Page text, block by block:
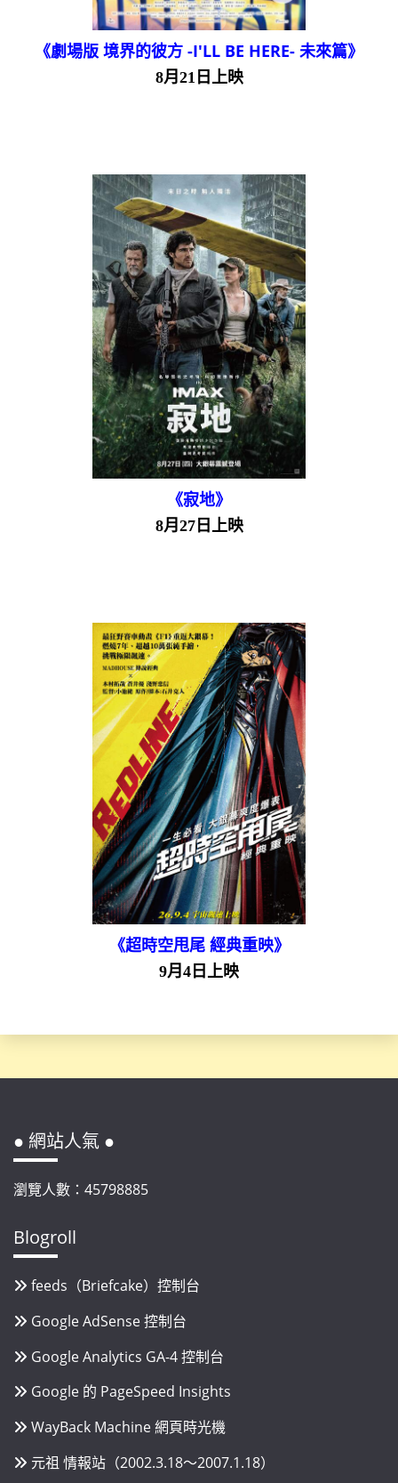
《劇場版 境界的彼方 -I'LL BE HERE- 未來篇》
8月21日上映
《寂地》
8月27日上映
《超時空甩尾 經典重映》
9月4日上映
● 網站人氣 ●
瀏覽人數：45798885
Blogroll
feeds（Briefcake）控制台
Google AdSense 控制台
Google Analytics GA-4 控制台
Google 的 PageSpeed Insights
WayBack Machine 網頁時光機
元祖 情報站（2002.3.18～2007.1.18）